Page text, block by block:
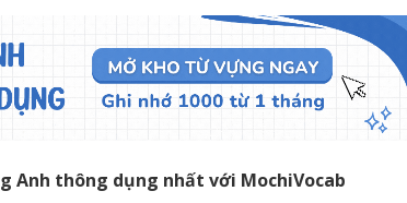
Anh thông dụng nhất với MochiVocab